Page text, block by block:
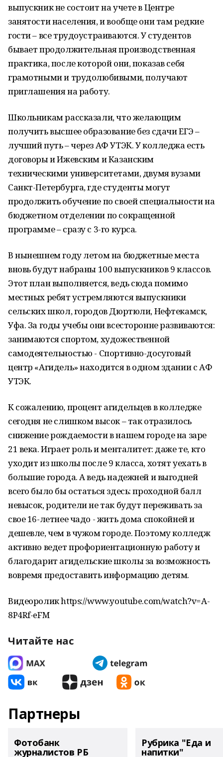
выпускник не состоит на учете в Центре
занятости населения, и вообще они там редкие
гости – все трудоустраиваются. У студентов
бывает продолжительная производственная
практика, после которой они, показав себя
грамотными и трудолюбивыми, получают
приглашения на работу.
Школьникам рассказали, что желающим
получить высшее образование без сдачи ЕГЭ –
лучший путь – через АФ УТЭК. У колледжа есть
договоры и Ижевским и Казанским
техническими университетами, двумя вузами
Санкт-Петербурга, где студенты могут
продолжить обучение по своей специальности на
бюджетном отделении по сокращенной
программе – сразу с 3-го курса.
В нынешнем году летом на бюджетные места
вновь будут набраны 100 выпускников 9 классов.
Этот план выполняется, ведь сюда помимо
местных ребят устремляются выпускники
сельских школ, городов Дюртюли, Нефтекамск,
Уфа. За годы учебы они всесторонне развиваются:
занимаются спортом, художественной
самодеятельностью - Спортивно-досуговый
центр «Агидель» находится в одном здании с АФ
УТЭК.
К сожалению, процент агидельцев в колледже
сегодня не слишком высок – так отразилось
снижение рождаемости в нашем городе на заре
21 века. Играет роль и менталитет: даже те, кто
уходит из школы после 9 класса, хотят уехать в
большие города. А ведь надежней и выгодней
всего было бы остаться здесь: проходной балл
невысок, родители не так будут переживать за
свое 16-летнее чадо - жить дома спокойней и
дешевле, чем в чужом городе. Поэтому колледж
активно ведет профориентационную работу и
благодарит агидельские школы за возможность
вовремя предоставить информацию детям.
Видеоролик https://www.youtube.com/watch?v=A-
8P4Rf-eFM
Читайте нас
Партнеры
Фотобанк
журналистов РБ
Рубрика "Еда и
напитки"